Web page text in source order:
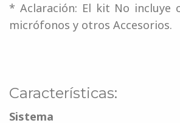
* Aclaración: El kit No incluye
micrófonos y otros Accesorios.
Características:
Sistema